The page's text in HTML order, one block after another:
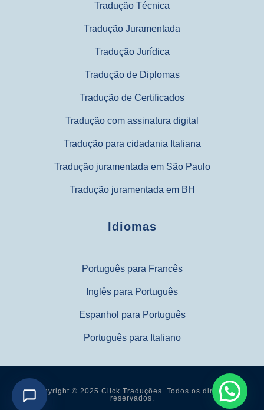
Tradução Técnica
Tradução Juramentada
Tradução Jurídica
Tradução de Diplomas
Tradução de Certificados
Tradução com assinatura digital
Tradução para cidadania Italiana
Tradução juramentada em São Paulo
Tradução juramentada em BH
Idiomas
Português para Francês
Inglês para Português
Espanhol para Português
Português para Italiano
Copyright © 2025 Click Traduções. Todos os direitos
reservados.